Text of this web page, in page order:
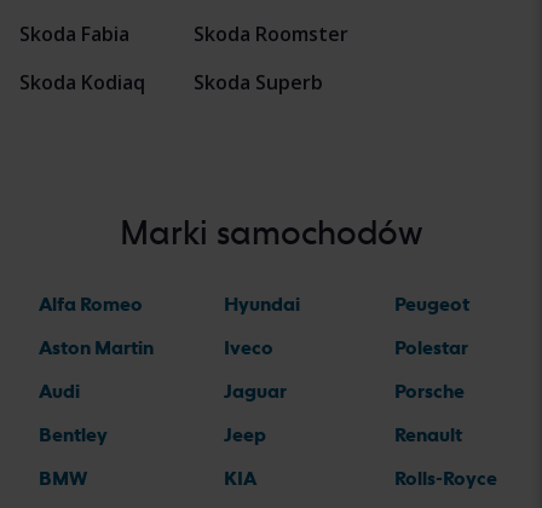
Skoda Fabia
Skoda Kodiaq
Skoda Roomster
Skoda Superb
Marki samochodów
Alfa Romeo
Aston Martin
Audi
Bentley
BMW
Hyundai
Iveco
Jaguar
Jeep
KIA
Peugeot
Polestar
Porsche
Renault
Rolls-Royce